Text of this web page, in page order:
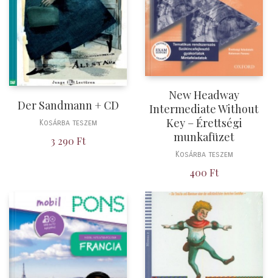
Der Sandmann + CD
Kosárba teszem
3 290 Ft
New Headway
Intermediate Without
Key – Érettségi
munkafüzet
Kosárba teszem
400 Ft